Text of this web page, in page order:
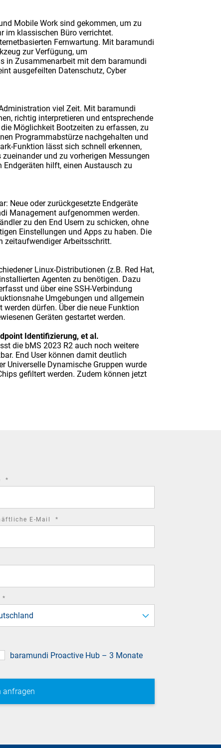
Mobile Work sind gekommen, um zu
im klassischen Büro verrichtet.
Fernwartung. Mit baramundi
zur Verfügung, um
in Zusammenarbeit mit dem baramundi
ausgefeilten Datenschutz, Cyber
viel Zeit. Mit baramundi
richtig interpretieren und entsprechende
Möglichkeit Bootzeiten zu erfassen, zu
Programmabstürze nachgehalten und
Funktion lässt sich schnell erkennen,
und zu vorherigen Messungen
hilft, einen Austausch zu
Neue oder zurückgesetzte Endgeräte
Management aufgenommen werden.
zu den End Usern zu schicken, ohne
Einstellungen und Apps zu haben. Die
zeitaufwendiger Arbeitsschritt.
Linux-Distributionen (z.B. Red Hat,
Agenten zu benötigen. Dazu
und über eine SSH-Verbindung
Umgebungen und allgemein
dürfen. Über die neue Funktion
Geräten gestartet werden.
Identifizierung, et al.
die bMS 2023 R2 auch noch weitere
End User können damit deutlich
Universelle Dynamische Gruppen wurde
gefiltert werden. Zudem können jetzt
*
E-Mail *
*
baramundi Proactive Hub – 3 Monate